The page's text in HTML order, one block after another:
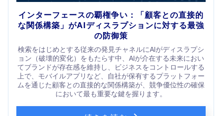
インターフェースの覇権争い：「顧客との直接的
な関係構築」がAIディスラプションに対する最強
の防御策
検索をはじめとする従来の発見チャネルにAIがディスラプシ
ョン（破壊的変化）をもたらす中、AIが介在する未来におい
てブランドが存在感を維持し、ビジネスをコントロールする
上で、モバイルアプリなど、自社が保有するプラットフォー
ムを通じた顧客との直接的な関係構築が、競争優位性の確保
において最も重要な鍵を握ります。